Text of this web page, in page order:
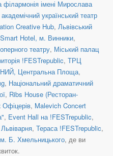
філармонія імені Мирослава
український театр
Creative Hub, Львівський
Hotel, м. Винники,
театру, Міський палац
!FESTrepublic, ТРЦ
Центральна Площа,
, Національний драматичний
, Ribs House (Ресторан-
Офіцерів, Malevich Concert
, Event Hall на !FESTrepublic,
Львіварня, Тераса !FESTrepublic,
Б. Хмельницького, де ви